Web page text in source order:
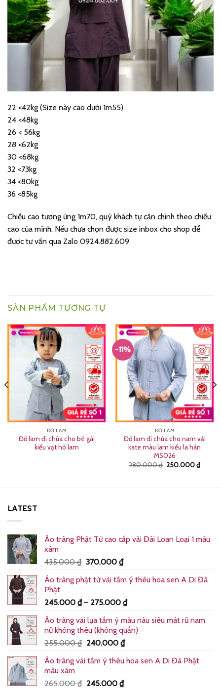
22 <42kg (Size này cao dưới 1m55)
24 <48kg
26 < 56kg
28 <62kg
30 <68kg
32 <73kg
34 <80kg
36 <85kg
Chiều cao tương ứng 1m70, quý khách tự căn chỉnh theo chiều
cao của mình. Nếu chưa chọn được size inbox cho shop để
được tư vấn qua Zalo 0924.882.609
SẢN PHẨM TƯƠNG TỰ
ĐỒ LAM
Đồ lam đi chùa cho bé gái
kiểu vạt hò lam
-11%
ĐỒ LAM
Đồ lam đi chùa cho nam vải
kate màu lam kiểu la hán
MS026
280.000₫ Giá
250.000₫Giá
hiện
LATEST
Áo tràng Phật Tử cao cấp vải Đài Loan Loại 1 màu
xám
435.000₫ Giá
là:
370.000 ₫Giá
tại
370.000 ₫.
Áo tràng phật tử vải tầm ý thêu hoa sen A Di Đà
Phật
245.000 ₫ – 275.000 ₫Khoảng
từ
245.000 ₫
Áo tràng vải lụa tầm ý màu nâu siêu mát rũ nam
nữ không thêu (không quần)
255.000₫ Giá
là:
240.000 ₫Giá
tại
240.000 ₫.
Áo tràng vải tầm ý thêu hoa sen A Di Đà Phật
màu xám
265.000₫ Giá
245.000 ₫Giá